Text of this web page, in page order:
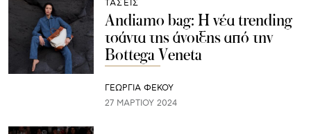
ΤΑΣΕΙΣ
Andiamo bag: Η νέα trending
τσάντα της άνοιξης από την
Bottega Veneta
ΓΕΩΡΓΙΑ ΦΕΚΟΥ
27 ΜΑΡΤΊΟΥ 2024